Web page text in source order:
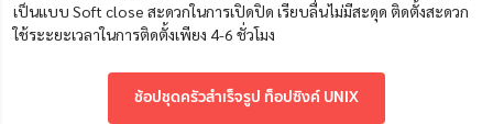
เป็นแบบ Soft close สะดวกในการเปิดปิด เรียบลื่นไม่มีสะดุด ติดตั้งสะดวก
ใช้ระะยะเวลาในการติดตั้งเพียง 4-6 ชั่วโมง
ช้อปชุดครัวสำเร็จรูป ท็อปซิงค์ UNIX